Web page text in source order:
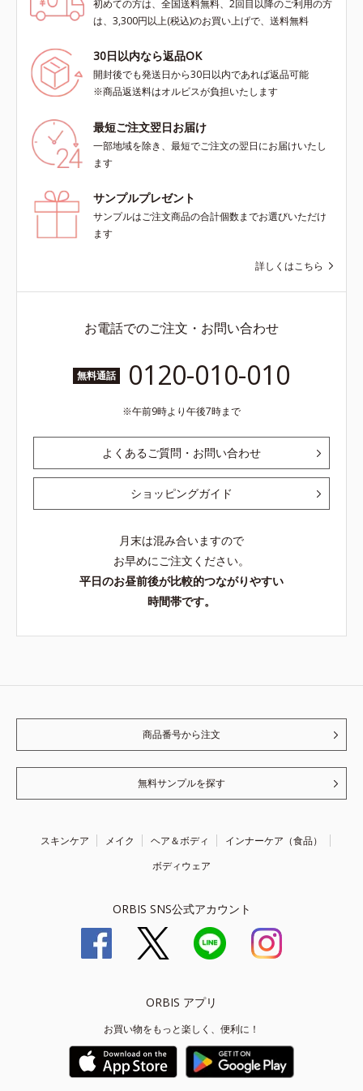
初めての方は、全国送料無料、2回目以降のご利用の方
は、3,300円以上(税込)のお買い上げで、送料無料
30日以内なら返品OK
開封後でも発送日から30日以内であれば返品可能
※商品返送料はオルビスが負担いたします
最短ご注文翌日お届け
一部地域を除き、最短でご注文の翌日にお届けいたし
ます
サンプルプレゼント
サンプルはご注文商品の合計個数までお選びいただけ
ます
詳しくはこちら
お電話でのご注文・お問い合わせ
無料通話 0120-010-010
午前9時より午後7時まで
よくあるご質問・お問い合わせ
ショッピングガイド
月末は混み合いますので
お早めにご注文ください。
平日のお昼前後が比較的つながりやすい
時間帯です。
商品番号から注文
無料サンプルを探す
スキンケア メイク ヘア＆ボディ
インナーケア（食品）
ボディウェア
ORBIS SNS公式アカウント
ORBIS アプリ
お買い物をもっと楽しく、便利に！